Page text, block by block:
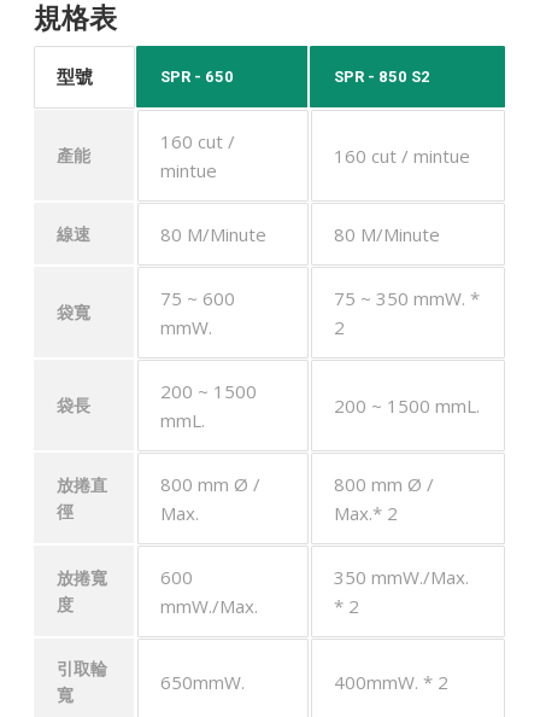
規格表
型號 SPR - 650 SPR - 850 S2
產能
160 cut /
mintue
160 cut / mintue
線速 80 M/Minute 80 M/Minute
袋寬
75 ~ 600
mmW.
75 ~ 350 mmW. *
2
袋長
200 ~ 1500
mmL.
200 ~ 1500 mmL.
放捲直
徑
800 mm Ø /
Max.
800 mm Ø /
Max.* 2
放捲寬
度
600
mmW./Max.
350 mmW./Max.
* 2
引取輪
寬
650mmW. 400mmW. * 2